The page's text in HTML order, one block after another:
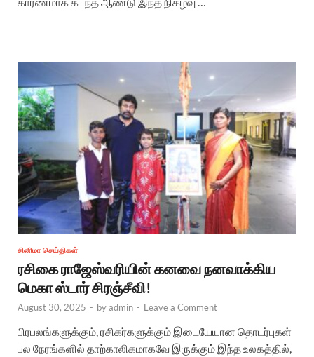
சினிமா செய்திகள்
ரசிகை ராஜேஸ்வரியின் கனவை நனவாக்கிய
மெகா ஸ்டார் சிரஞ்சீவி!
August 30, 2025 - byadmin - Leave a Comment
பிரபலங்களுக்கும், ரசிகர்களுக்கும் இடையேயான தொடர்புகள்
பல நேரங்களில் தாற்காலிகமாகவே இருக்கும் இந்த உலகத்தில்,